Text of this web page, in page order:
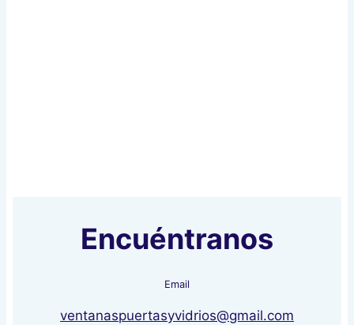
Encuéntranos
Email
ventanaspuertasyvidrios@gmail.com